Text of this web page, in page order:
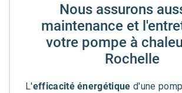
Nous assurons
maintenance et
votre pompe à
Rochelle
L'efficacité énergétique d'une